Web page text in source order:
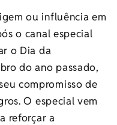
ou influência em
o canal especial
o Dia da
do ano passado,
compromisso de
O especial vem
reforçar a